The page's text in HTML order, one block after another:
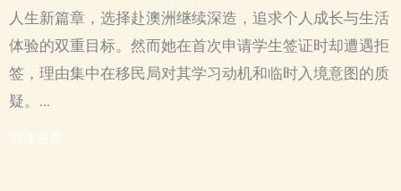
人生新篇章，选择赴澳洲继续深造，追求个人成长与生活
体验的双重目标。然而她在首次申请学生签证时却遭遇拒
签，理由集中在移民局对其学习动机和临时入境意图的质
疑。...
阅读更多